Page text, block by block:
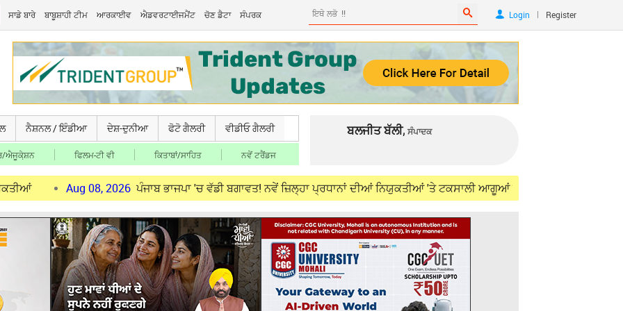
ਸਾਡੇ ਬਾਰੇ ਬਾਬੂਸ਼ਾਹੀ ਟੀਮ ਆਰਕਾਈਵ ਐਡਵਰਟਾਈਜਮੈਂਟ ਚੋਣ ਡੈਟਾ ਸੰਪਰਕ Login | Register
ਨੈਸ਼ਨਲ / ਇੰਡੀਆ ਦੇਸ਼-ਦੁਨੀਆ ਫੋਟੋ ਗੈਲਰੀ ਵੀਡੀਓ ਗੈਲਰੀ
ਐਜੂਕੇ਼ਸ਼ਨ ਫਿਲਮ-ਟੀ ਵੀ ਕਿਤਾਬਾਂ/ਸਾਹਿਤ ਨਵੇਂ ਟਰੈਂਡਜ
ਬਲਜੀਤ ਬੱਲੀ, ਸੰਪਾਦਕ
Aug 08, 2026 ਪੰਜਾਬ ਭਾਜਪਾ 'ਚ ਵੱਡੀ ਬਗਾਵਤ! ਨਵੇਂ ਜ਼ਿਲ੍ਹਾ ਪ੍ਰਧਾਨਾਂ ਦੀਆਂ ਨਿਯੁਕਤੀਆਂ 'ਤੇ ਟਕਸਾਲੀ ਆਗੂਆਂ ਨੇ ਸ਼੍ਰੀਨਿਵਾਸਨ ਖ਼ਿਲਾਫ਼ ਖੋਲ੍ਹਿਆ ਮੋਰਚਾ